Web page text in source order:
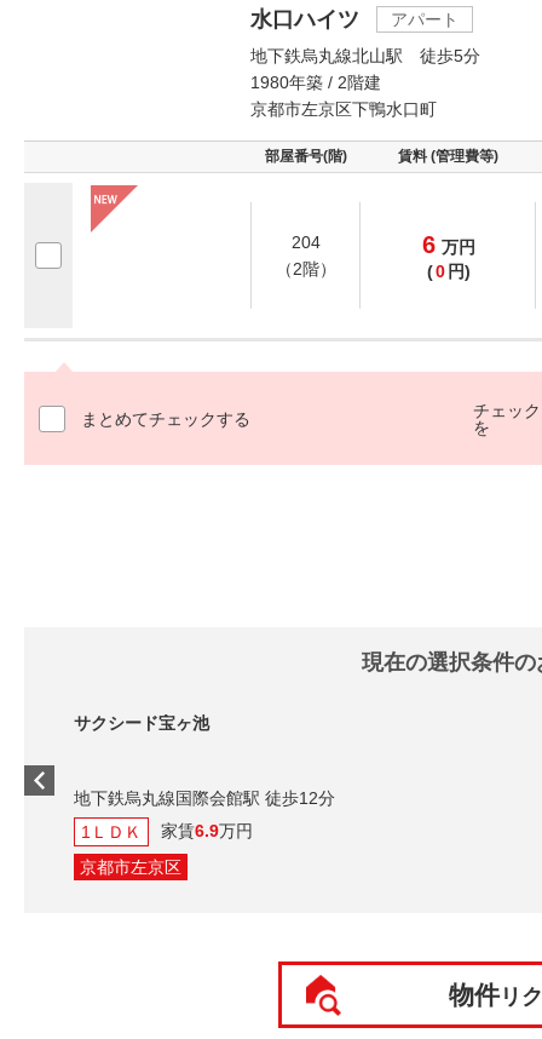
水口ハイツ
アパート
地下鉄烏丸線北山駅 徒歩5分
1980年築 / 2階建
京都市左京区下鴨水口町
部屋番号(階) 賃料 (管理費等)
204
（2階）
6 万円
(0 円)
まとめてチェックする
チェッ
を
現在の選択条件
ード宝ヶ池
烏丸線国際会館駅 徒歩12分
6.9
万円
物件リ